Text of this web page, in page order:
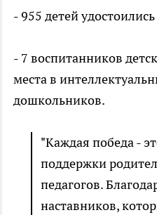
- 955 детей
- 7 воспитанников
места в
дошкольников.
"Каждая победа -
поддержки
педагогов.
наставников,